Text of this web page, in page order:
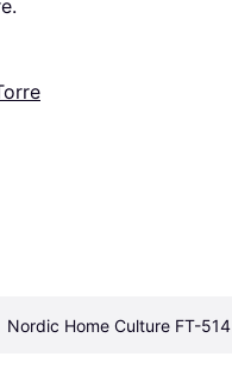
Nordic Home Culture FT-514